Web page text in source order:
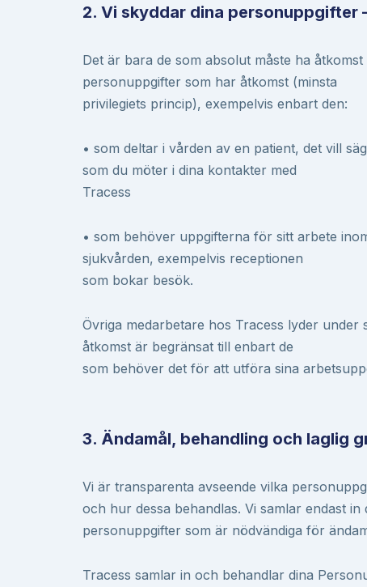
2. Vi skyddar dina personuppgifter
Det är bara de som absolut måste ha åtkomst
personuppgifter som har åtkomst (minsta
privilegiets princip), exempelvis enbart den:
• som deltar i vården av en patient, det vill
som du möter i dina kontakter med
Tracess
• som behöver uppgifterna för sitt arbete
sjukvården, exempelvis receptionen
som bokar besök.
Övriga medarbetare hos Tracess lyder under
åtkomst är begränsat till enbart de
som behöver det för att utföra sina
3. Ändamål, behandling och laglig
Vi är transparenta avseende vilka
och hur dessa behandlas. Vi samlar endast in
personuppgifter som är nödvändiga för
Tracess samlar in och behandlar dina